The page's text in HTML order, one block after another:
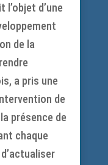
d’une
de la
a pris une
de
présence de
chaque